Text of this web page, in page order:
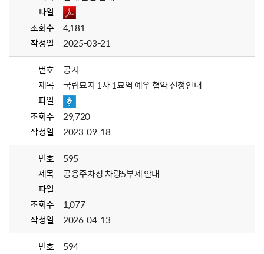
파일
조회수
4,181
작성일
2025-03-21
번호
공지
제목
국립묘지 1사 1묘역 예우 협약 신청안내
파일
조회수
29,720
작성일
2023-09-18
번호
595
제목
공용주차장 차량5부제 안내
파일
조회수
1,077
작성일
2026-04-13
번호
594